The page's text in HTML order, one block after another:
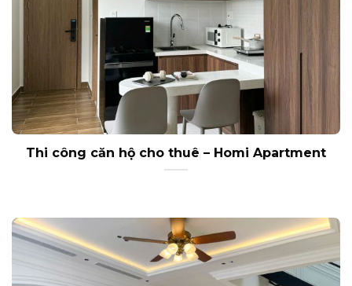
Thi công căn hộ cho thuê – Homi Apartment